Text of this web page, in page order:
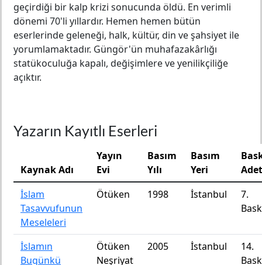
geçirdiği bir kalp krizi sonucunda öldü. En verimli
dönemi 70'li yıllardır. Hemen hemen bütün
eserlerinde geleneği, halk, kültür, din ve şahsiyet ile
yorumlamaktadır. Güngör'ün muhafazakârlığı
statükoculuğa kapalı, değişimlere ve yenilikçiliğe
açıktır.
Yazarın Kayıtlı Eserleri
Kaynak Adı
Yayın
Evi
Basım
Yılı
Basım
Yeri
İslam
Tasavvufunun
Meseleleri
Ötüken 1998 İstanbul
7.
İslamın
Bugünkü
Ötüken
Neşriyat
2005 İstanbul
14.